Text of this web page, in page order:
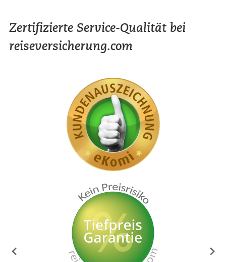
Zertifizierte Service-Qualität bei
reiseversicherung.com